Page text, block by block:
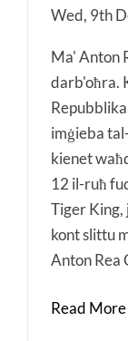
Wed, 9th
Ma' Anton
darb'oħra.
imġieba
kienet
12 il-ruħ
Tiger King,
kont slittu
Anton Rea
Read More